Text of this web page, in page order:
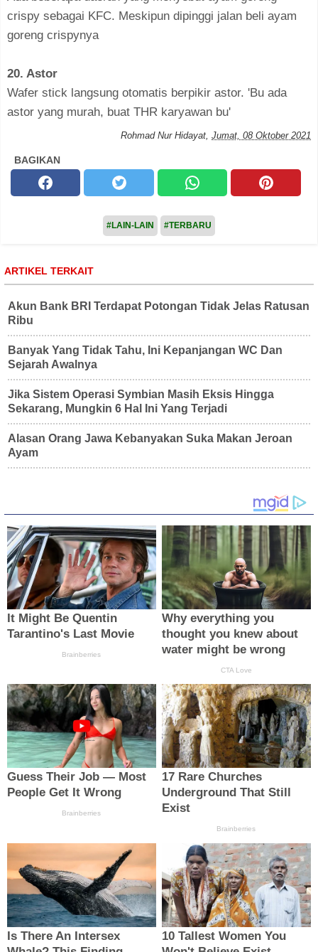
crispy sebagai KFC. Meskipun dipinggi jalan beli ayam
goreng crispynya
20. Astor
Wafer stick langsung otomatis berpikir astor. 'Bu ada
astor yang murah, buat THR karyawan bu'
Rohmad Nur Hidayat, Jumat, 08 Oktober 2021
BAGIKAN
#LAIN-LAIN #TERBARU
ARTIKEL TERKAIT
Akun Bank BRI Terdapat Potongan Tidak Jelas Ratusan
Ribu
Banyak Yang Tidak Tahu, Ini Kepanjangan WC Dan
Sejarah Awalnya
Jika Sistem Operasi Symbian Masih Eksis Hingga
Sekarang, Mungkin 6 Hal Ini Yang Terjadi
Alasan Orang Jawa Kebanyakan Suka Makan Jeroan
Ayam